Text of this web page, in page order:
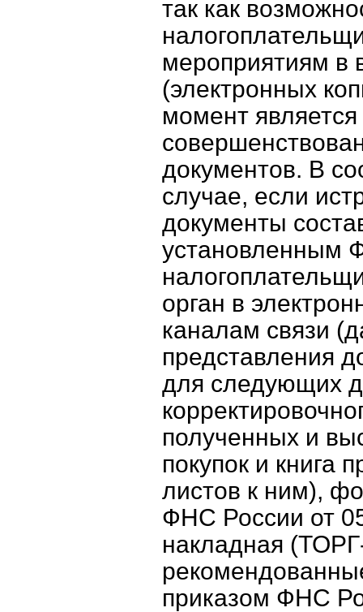
так как
мероприятиям в
(электронных
момент
документов. В
случае, если
документы
установленным
орган в
каналам связи
представления
для следующих
полученных и
покупок и книга
листов к ним),
ФНС России от
накладная
приказом ФНС